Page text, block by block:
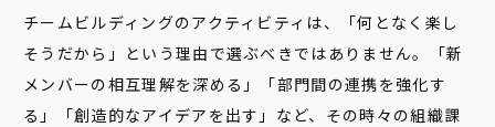
チームビルディングのアクティビティは、「何となく楽し
そうだから」という理由で選ぶべきではありません。「新
メンバーの相互理解を深める」「部門間の連携を強化す
る」「創造的なアイデアを出す」など、その時々の組織課